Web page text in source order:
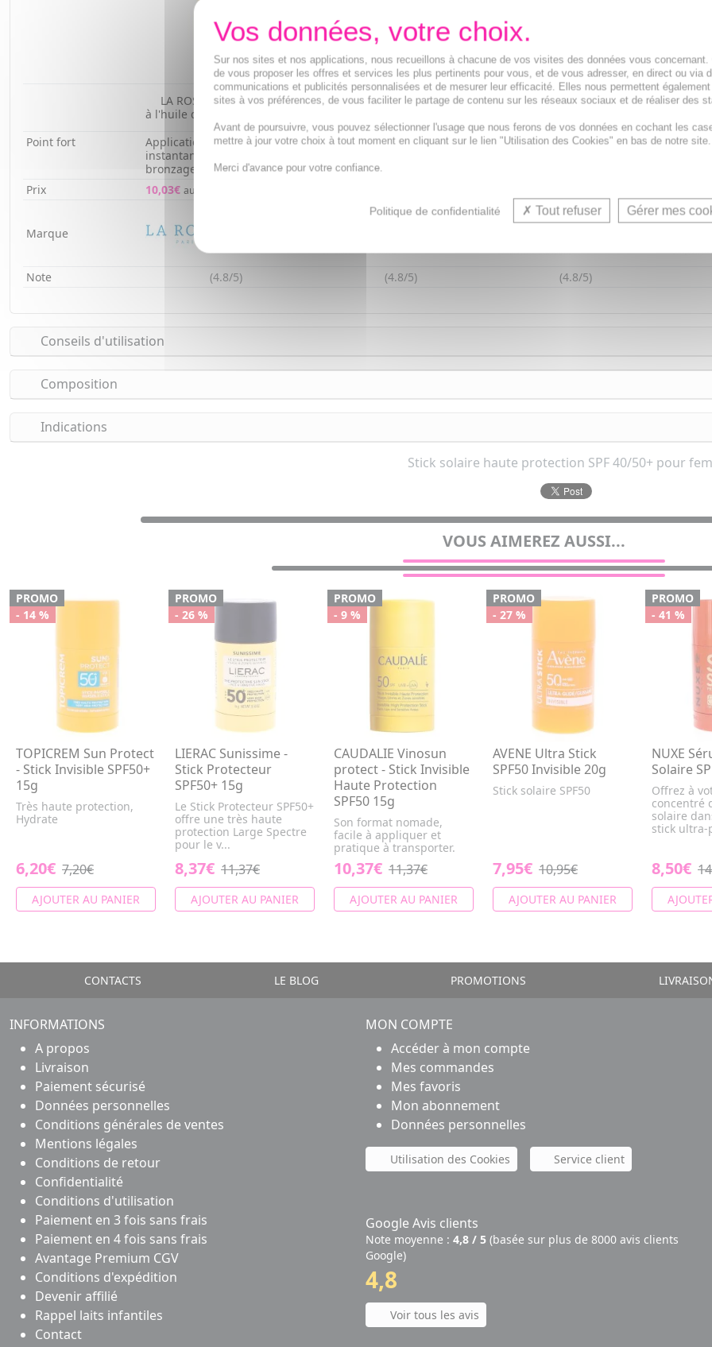
LA ROSEE Stick Solaire SPF50
à l'huile d'abricot BIO 18g
SVR Sun secure eau solaire
protectrice biodégradable
SPF50+ 200ml
SVR Sun Secure Blur SPF50+
SVR
peaux
tube
Point fort
Application transparente
instantanée magnifiant le
bronzage
Eau bi-phase composée à
aqueuse rafraîchissante
Mousse flouteuse
Prix
10,03€ au lieu de
Marque
Note (4.8/5) (4.8/5) (4.8/5)
Conseils d'utilisation
Composition
Indications
Stick solaire haute protection SPF 40/50+ pour
VOUS AIMEREZ AUSSI...
PROMO
- 14 %
TOPICREM Sun Protect
- Stick Invisible SPF50+
15g
Très haute protection,
Hydrate
6,20€ 7,20€
AJOUTER AU PANIER
PROMO
- 26 %
LIERAC Sunissime -
Stick Protecteur
SPF50+ 15g
Le Stick Protecteur SPF50+
offre une très haute
protection Large Spectre
pour le v...
8,37€ 11,37€
AJOUTER AU PANIER
PROMO
- 9 %
CAUDALIE Vinosun
protect - Stick Invisible
Haute Protection
SPF50 15g
Son format nomade,
facile à appliquer et
pratique à transporter.
10,37€ 11,37€
AJOUTER AU PANIER
PROMO
- 27 %
AVENE Ultra Stick
SPF50 Invisible 20g
Stick solaire SPF50
7,95€ 10,95€
AJOUTER AU PANIER
PROMO
- 41 %
NUXE
Solaire
Offrez à
concentré
solaire
stick ultra-
8,50€
CONTACTS LE BLOG PROMOTIONS
INFORMATIONS
A propos
Livraison
Paiement sécurisé
Données personnelles
Conditions générales de ventes
Mentions légales
Conditions de retour
Confidentialité
Conditions d'utilisation
Paiement en 3 fois sans frais
Paiement en 4 fois sans frais
Avantage Premium CGV
Conditions d'expédition
Devenir affilié
Rappel laits infantiles
Contact
MON COMPTE
Accéder à mon compte
Mes commandes
Mes favoris
Mon abonnement
Données personnelles
Utilisation des Cookies Service client
Google Avis clients
Note moyenne : 4,8 / 5 (basée sur plus de 8000 avis clients
Google)
4,8
Voir tous les avis
Sur nos sites et nos applications, nous recueillons à chacune de vos visites des données vous concernant.
de vous proposer les offres et services les plus pertinents pour vous, et de vous adresser, en direct ou via
communications et publicités personnalisées et de mesurer leur efficacité. Elles nous permettent
sites à vos préférences, de vous faciliter le partage de contenu sur les réseaux sociaux et de réaliser des
Avant de poursuivre, vous pouvez sélectionner l'usage que nous ferons de vos données en cochant les
mettre à jour votre choix à tout moment en cliquant sur le lien "Utilisation des Cookies" en bas de notre site.
Merci d'avance pour votre confiance.
Politique de confidentialité Tout refuser Gérer mes